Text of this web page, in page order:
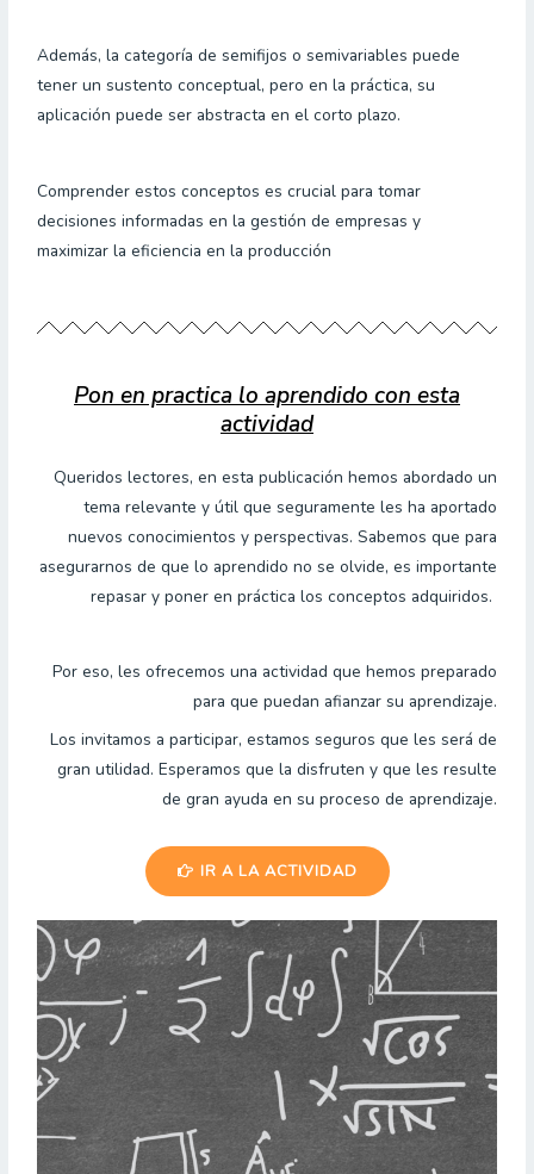
Además, la categoría de semifijos o semivariables puede
tener un sustento conceptual, pero en la práctica, su
aplicación puede ser abstracta en el corto plazo.
Comprender estos conceptos es crucial para tomar
decisiones informadas en la gestión de empresas y
maximizar la eficiencia en la producción
Pon en practica lo aprendido con esta
actividad
Queridos lectores, en esta publicación hemos abordado un
tema relevante y útil que seguramente les ha aportado
nuevos conocimientos y perspectivas. Sabemos que para
asegurarnos de que lo aprendido no se olvide, es importante
repasar y poner en práctica los conceptos adquiridos.
Por eso, les ofrecemos una actividad que hemos preparado
para que puedan afianzar su aprendizaje.
Los invitamos a participar, estamos seguros que les será de
gran utilidad. Esperamos que la disfruten y que les resulte
de gran ayuda en su proceso de aprendizaje.
IR A LA ACTIVIDAD